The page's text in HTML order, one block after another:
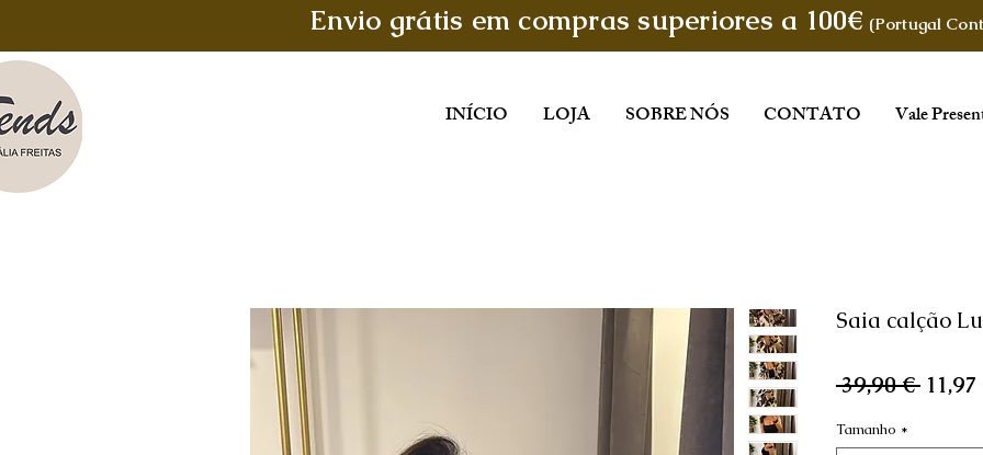
Envio grátis em compras superiores a 100€ (Portugal
INÍCIO LOJA SOBRE NÓS CONTATO Vale
Saia calção
39,90 € Preço
Tamanho *